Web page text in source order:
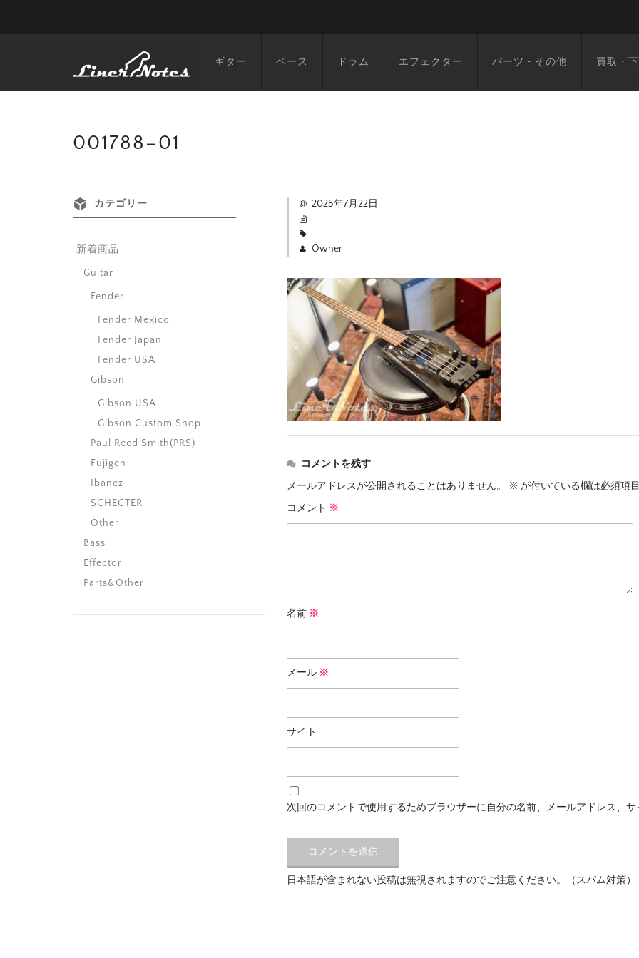
ギター ベース ドラム エフェクター パーツ・その他 買取・
001788–01
2025年7月22日
Owner
コメントを残す
メールアドレスが公開されることはありません。
※ が付いている欄は必須項
コメント ※
名前 ※
メール ※
サイト
次回のコメントで使用するためブラウザーに自分の名前、メールアドレス、
日本語が含まれない投稿は無視されますのでご注意ください。（スパム対策）
カテゴリー
新着商品
Guitar
Fender
Fender Mexico
Fender Japan
Fender USA
Gibson
Gibson USA
Gibson Custom Shop
Paul Reed Smith(PRS)
Fujigen
Ibanez
SCHECTER
Other
Bass
Effector
Parts&Other